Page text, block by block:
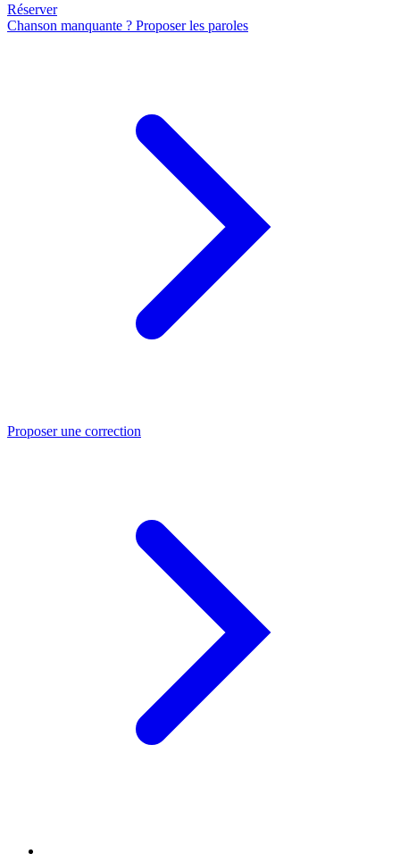
Réserver
Chanson manquante ? Proposer les paroles
Proposer une correction